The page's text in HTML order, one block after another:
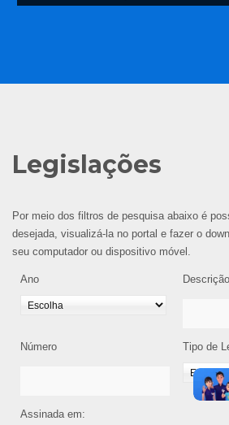
Legislações
Por meio dos filtros de pesquisa abaixo é
desejada, visualizá-la no portal e fazer o
seu computador ou dispositivo móvel.
Ano Descrição
Número Tipo de
Assinada em: